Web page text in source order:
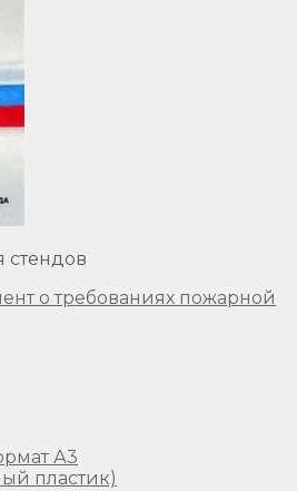
стендов
о требованиях пожарной
А3
пластик)